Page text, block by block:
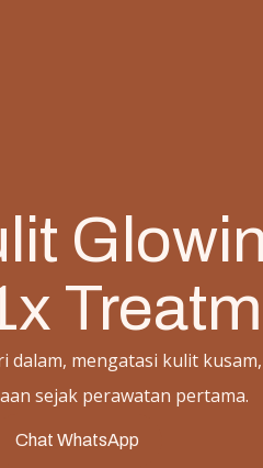
dalam, mengatasi kulit
sejak perawatan pertama.
Chat WhatsApp